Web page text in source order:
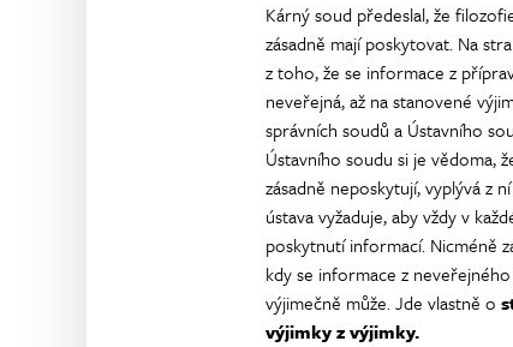
Kárný soud předeslal, že
zásadně mají poskytovat. Na
z toho, že se informace z
neveřejná, až na stanovené
správních soudů a Ústavního
Ústavního soudu si je vědoma,
zásadně neposkytují, vyplývá z
ústava vyžaduje, aby vždy v
poskytnutí informací. Nicméně
kdy se informace z
výjimečně může. Jde vlastně o
výjimky z výjimky.